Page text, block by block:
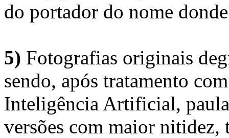
do portador do nome
5) Fotografias originais
sendo, após tratamento
Inteligência Artificial,
versões com maior nitidez,